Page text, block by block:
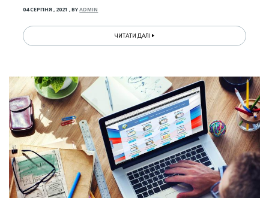
04 СЕРПНЯ , 2021 ,BYADMIN
ЧИТАТИ ДАЛІ